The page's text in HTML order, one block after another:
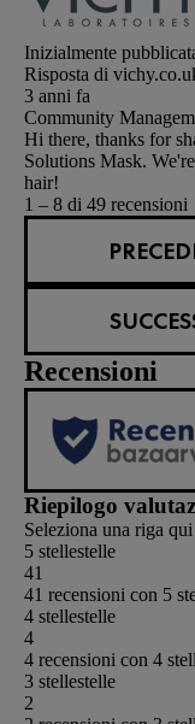
Inizialmente
Risposta di
3 anni fa
Community
Hi there, thanks for
Solutions Mask.
hair!
1 – 8 di 49 recensioni
Recensioni
Riepilogo
Seleziona una riga
5 stellestelle
41
41 recensioni con 5
4 stellestelle
4
4 recensioni con 4
3 stellestelle
2